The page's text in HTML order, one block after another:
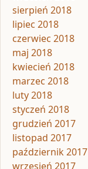
sierpień 2018
lipiec 2018
czerwiec 2018
maj 2018
kwiecień 2018
marzec 2018
luty 2018
styczeń 2018
grudzień 2017
listopad 2017
październik 2017
wrzesień 2017